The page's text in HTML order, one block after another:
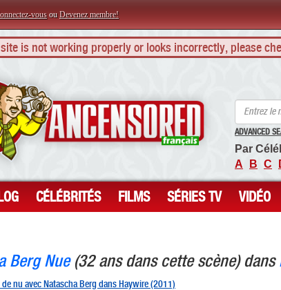
vous ou Devenez membre!
is not working properly or looks incorrectly, please
ADVANCED
Par
A
B C
CÉLÉBRITÉS FILMS SÉRIES TV VIDÉO
Berg Nue(32 ans dans cette scène) dans
nu avec Natascha Berg dans Haywire (2011)